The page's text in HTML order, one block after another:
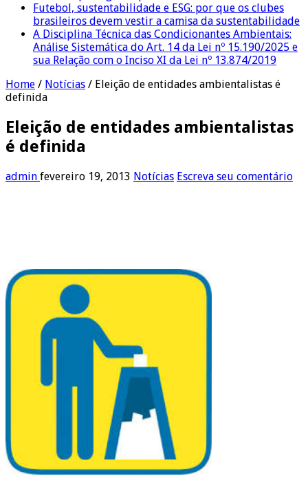
Futebol, sustentabilidade e ESG: por que os clubes
brasileiros devem vestir a camisa da sustentabilidade
A Disciplina Técnica das Condicionantes Ambientais:
Análise Sistemática do Art. 14 da Lei nº 15.190/2025 e
sua Relação com o Inciso XI da Lei nº 13.874/2019
Home / Notícias / Eleição de entidades ambientalistas é
definida
Eleição de entidades ambientalistas
é definida
admin fevereiro 19, 2013 Notícias Escreva seu comentário